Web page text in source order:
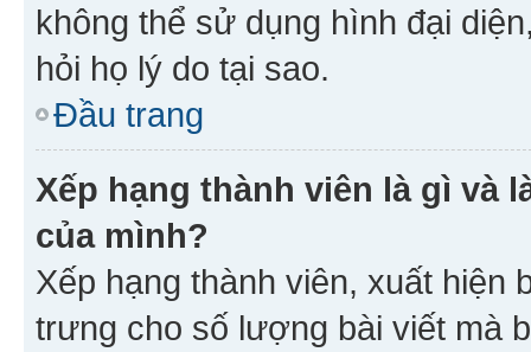
không thể sử dụng hình đại
hỏi họ lý do tại sao.
Đầu trang
Xếp hạng thành viên là gì và
của mình?
Xếp hạng thành viên, xuất
trưng cho số lượng bài viết mà